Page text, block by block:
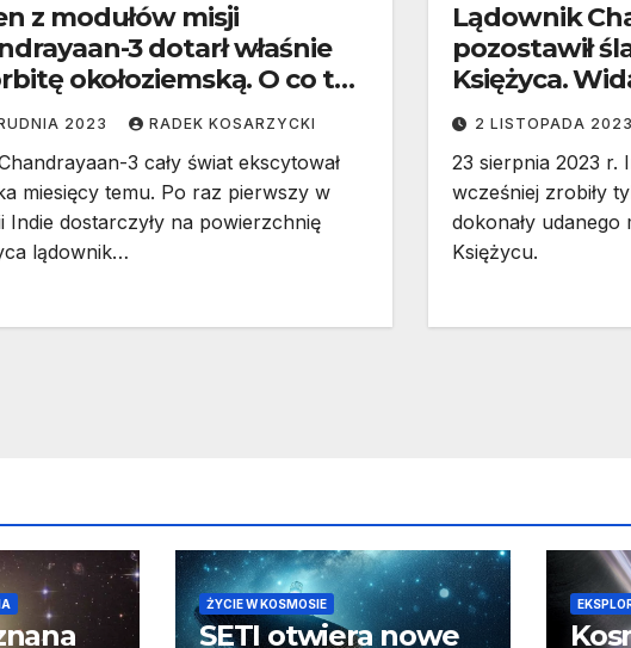
z modułów misji
3 dotarł właśnie
okołoziemską. O co tu
2023 RADEK KOSARZYCKI
3 cały świat ekscytował
miesięcy temu. Po raz pierwszy w
Indie dostarczyły na powierzchnię
lądownik…
Lądownik
pozostawił
Księżyca.
2 LISTOPADA 2023
23 sierpnia 2023 r.
wcześniej zrobiły
dokonały udanego
Księżycu.
ŻYCIE W KOSMOSIE
SETI otwiera nowe